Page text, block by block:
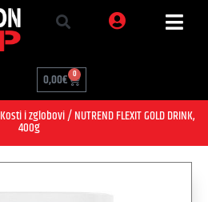
0,00€ 0
Kosti i zglobovi/ NUTREND FLEXIT GOLD DRINK,
400g